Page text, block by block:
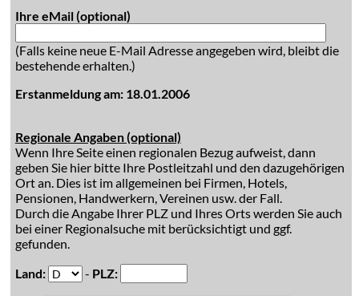
Ihre eMail (optional)
(Falls keine neue E-Mail Adresse angegeben wird, bleibt die
bestehende erhalten.)
Erstanmeldung am: 18.01.2006
Regionale Angaben (optional)
Wenn Ihre Seite einen regionalen Bezug aufweist, dann
geben Sie hier bitte Ihre Postleitzahl und den dazugehörigen
Ort an. Dies ist im allgemeinen bei Firmen, Hotels,
Pensionen, Handwerkern, Vereinen usw. der Fall.
Durch die Angabe Ihrer PLZ und Ihres Orts werden Sie auch
bei einer Regionalsuche mit berücksichtigt und ggf.
gefunden.
Land:
- PLZ: